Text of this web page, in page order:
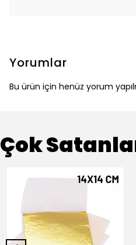
Yorumlar
Bu ürün için henüz yorum
Çok